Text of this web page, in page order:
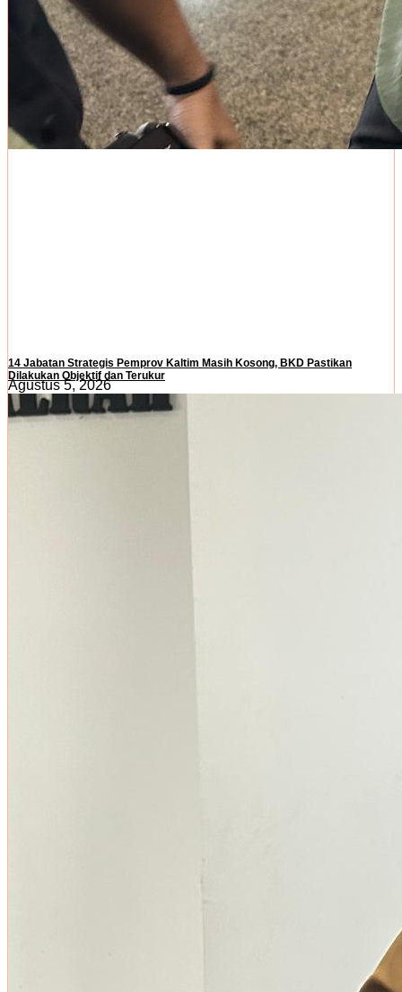
14 Jabatan Strategis Pemprov Kaltim Masih Kosong, BKD Pastikan
Dilakukan Objektif dan Terukur
Agustus 5, 2026